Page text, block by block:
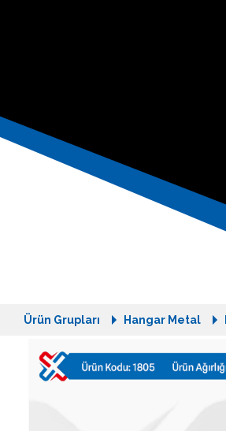
Ürün Grupları Hangar Metal